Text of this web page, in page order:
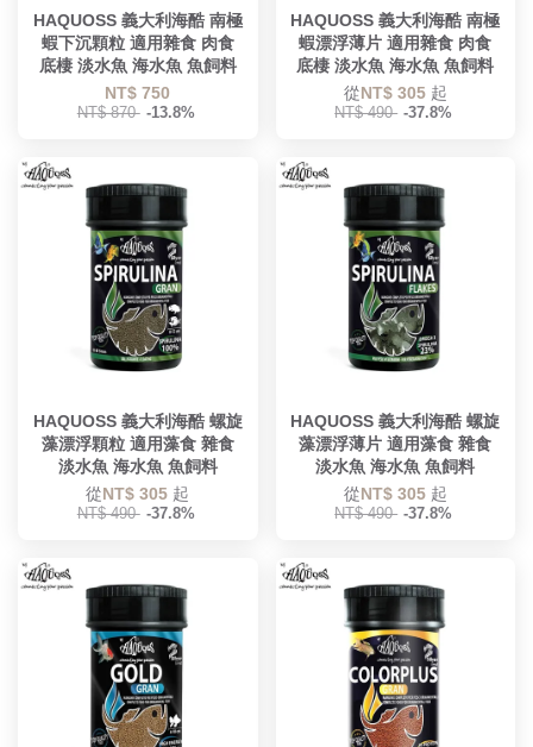
HAQUOSS 義大利海酷 南極
蝦下沉顆粒 適用雜食 肉食
底棲 淡水魚 海水魚 魚飼料
NT$ 750
NT$ 870 -13.8%
HAQUOSS 義大利海酷 南極
蝦漂浮薄片 適用雜食 肉食
底棲 淡水魚 海水魚 魚飼料
從NT$ 305 起
NT$ 490 -37.8%
HAQUOSS 義大利海酷 螺旋
藻漂浮顆粒 適用藻食 雜食
淡水魚 海水魚 魚飼料
從NT$ 305 起
NT$ 490 -37.8%
HAQUOSS 義大利海酷 螺旋
藻漂浮薄片 適用藻食 雜食
淡水魚 海水魚 魚飼料
從NT$ 305 起
NT$ 490 -37.8%